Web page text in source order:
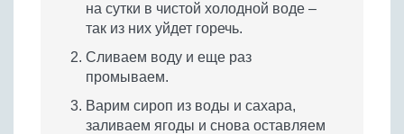
на сутки в чистой холодной воде –
так из них уйдет горечь.
Сливаем воду и еще раз
промываем.
Варим сироп из воды и сахара,
заливаем ягоды и снова оставляем